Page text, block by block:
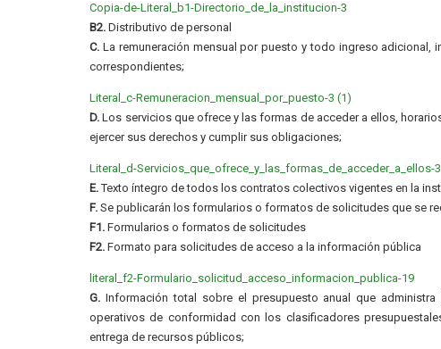
Copia-de-Literal_b1-Directorio_de_la_institucion-3
B2. Distributivo de personal
C. La remuneración mensual por puesto y todo ingreso
correspondientes;
Literal_c-Remuneracion_mensual_por_puesto-3 (1)
D. Los servicios que ofrece y las formas de acceder a ellos,
ejercer sus derechos y cumplir sus obligaciones;
Literal_d-Servicios_que_ofrece_y_las_formas_de_acceder_a_ellos-
E.Texto íntegro de todos los contratos colectivos vigentes en la
F. Se publicarán los formularios o formatos de solicitudes que se
F1. Formularios o formatos de solicitudes
F2. Formato para solicitudes de acceso a la información pública
literal_f2-Formulario_solicitud_acceso_informacion_publica-19
G. Información total sobre el presupuesto anual que
operativos de conformidad con los clasificadores
entrega de recursos públicos;